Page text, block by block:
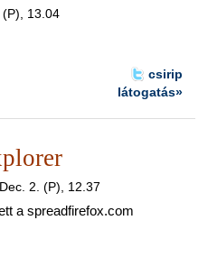
13.04
csirip
látogatás»
2. (P), 12.37
a spreadfirefox.com